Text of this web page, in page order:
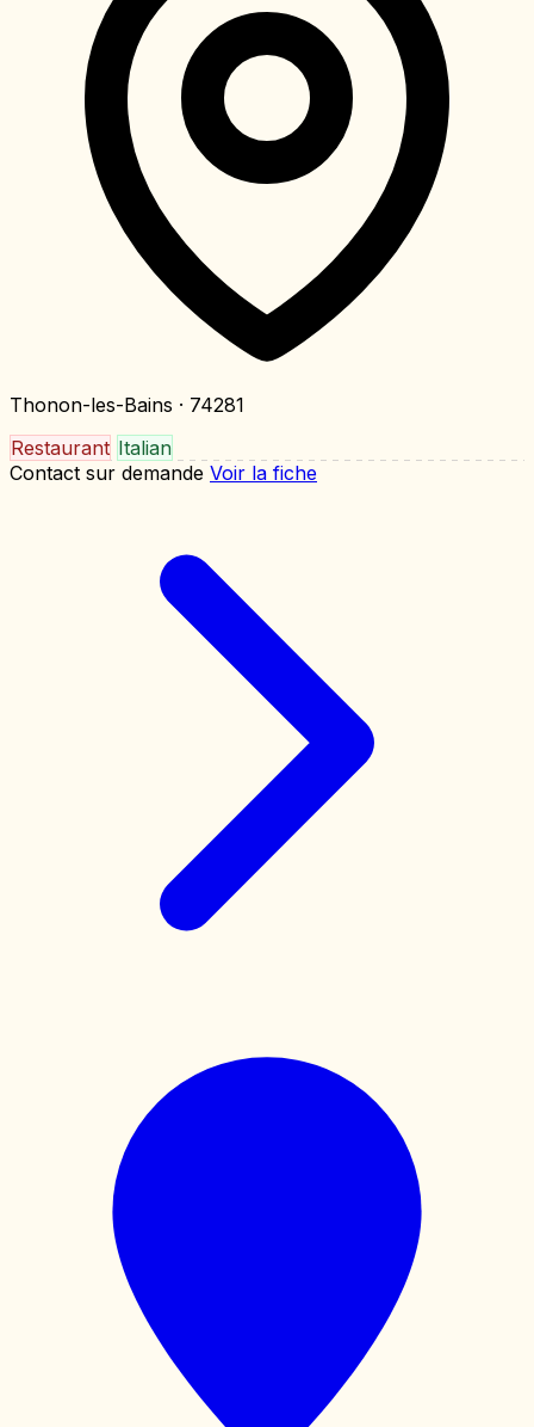
Thonon-les-Bains · 74281
Restaurant Italian
Contact sur demande Voir la fiche